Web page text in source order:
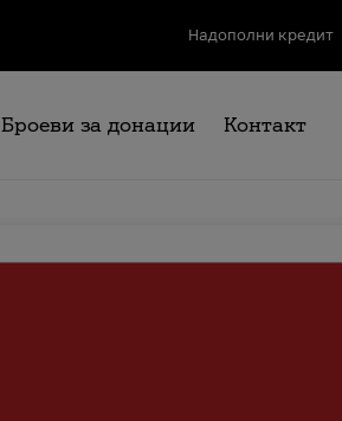
Надополни кредит
Броеви за донации Контакт